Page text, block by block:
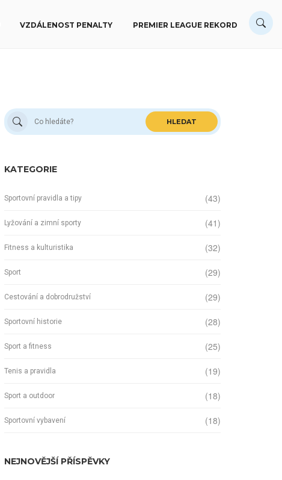
VZDÁLENOST PENALTY PREMIER LEAGUE REKORD
HLEDAT
KATEGORIE
Sportovní pravidla a tipy (43)
Lyžování a zimní sporty (41)
Fitness a kulturistika (32)
Sport (29)
Cestování a dobrodružství (29)
Sportovní historie (28)
Sport a fitness (25)
Tenis a pravidla (19)
Sport a outdoor (18)
Sportovní vybavení (18)
NEJNOVĚJŠÍ PŘÍSPĚVKY